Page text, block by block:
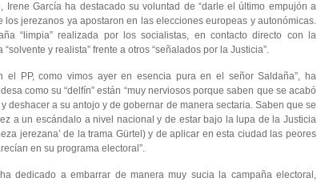
García ha destacado su voluntad de “darle el último empujón a
los jerezanos ya apostaron en las elecciones europeas y autonómicas.
“limpia” realizada por los socialistas, en contacto directo con la
y realista” frente a otros “señalados por la Justicia”.
el PP, como vimos ayer en esencia pura en el señor Saldaña”, ha
como su “delfín” están “muy nerviosos porque saben que se acabó
deshacer a su antojo y de gobernar de manera sectaria. Saben que se
a un escándalo a nivel nacional y de estar bajo la lupa de la Justicia
jerezana’ de la trama Gürtel) y de aplicar en esta ciudad las peores
en su programa electoral”.
dedicado a embarrar de manera muy sucia la campaña electoral,